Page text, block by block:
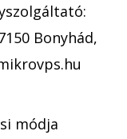
Bonyhád,
módja